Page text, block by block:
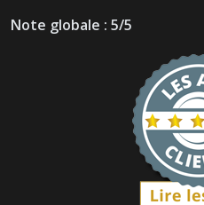
Note globale : 5/5